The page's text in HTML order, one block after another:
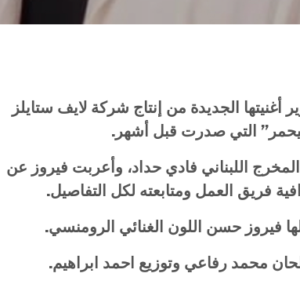
أغنيتها الجديدة من إنتاج شركة لايف ستايلز
” التي صدرت قبل أشهر .
المخرج اللبناني فادي حداد، وأعربت فيروز عن
فريق العمل ومتابعته لكل التفاصيل.
فيروز حسن اللون الغنائي الرومنسي.
محمد رفاعي وتوزيع احمد ابراهيم.